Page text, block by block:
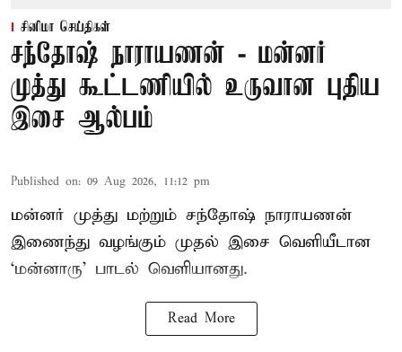
சினிமா செய்திகள்
சந்தோஷ் நாராயணன் - மன்னர்
முத்து கூட்டணியில் உருவான புதிய
இசை ஆல்பம்
Published on: 09 Aug 2026, 11:12 pm
மன்னர் முத்து மற்றும் சந்தோஷ் நாராயணன்
இணைந்து வழங்கும் முதல் இசை வெளியீடான
‘மன்னாரு’ பாடல் வெளியானது.
Read More